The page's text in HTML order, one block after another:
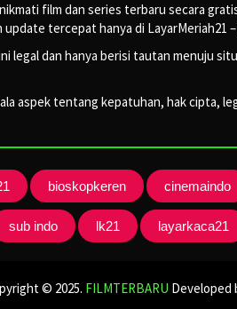
film dan series terbaru secara
tercepat hanya di LayarMeriah21
legal dan hanya berisi tautan menuju
aspek tentang kepatuhan, hak cipta,
bioskopkeren cinemaindo
sub indo lk21 layarkaca21
© 2025. FILMTERBARU Developed